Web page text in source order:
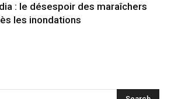
: le désespoir des maraîchers
les inondations